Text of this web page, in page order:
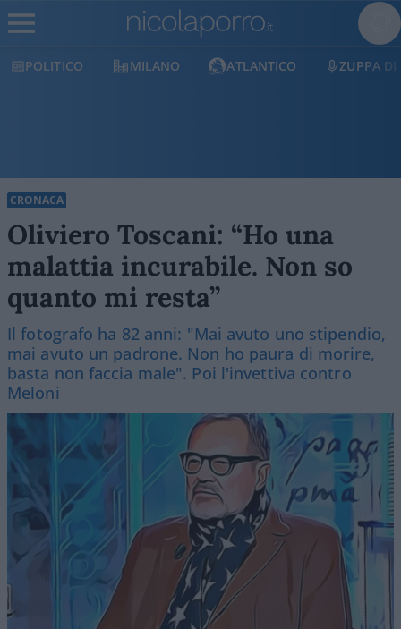
POLITICO MILANO ATLANTICO ZUPPA DI
CRONACA
Oliviero Toscani: “Ho una
malattia incurabile. Non so
quanto mi resta”
Il fotografo ha 82 anni: "Mai avuto uno stipendio,
mai avuto un padrone. Non ho paura di morire,
basta non faccia male". Poi l'invettiva contro
Meloni